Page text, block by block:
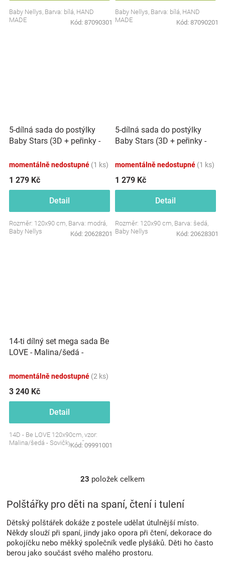
Baby Nellys, Barva: bílá, HAND
MADE
Kód: 87090301
Baby Nellys, Barva: bílá, HAND
MADE
Kód: 87090201
5-dílná sada do postýlky
Baby Stars (3D + peřinky -
momentálně nedostupné (1 ks)
1 279 Kč
Detail
Rozměr: 120x90 cm, Barva: modrá,
Baby Nellys
Kód: 20628201
5-dílná sada do postýlky
Baby Stars (3D + peřinky -
momentálně nedostupné (1 ks)
1 279 Kč
Detail
Rozměr: 120x90 cm, Barva: šedá,
Baby Nellys
Kód: 20628301
14-ti dílný set mega sada Be
LOVE - Malina/šedá -
momentálně nedostupné (2 ks)
3 240 Kč
Detail
14D - Be LOVE 120x90cm, vzor:
Malina/šedá - Sovičky, nr. 8
Kód: 09991001
O
l
d
a
c
í
23 položek celkem
Polštářky pro děti na spaní, čtení i tulení
Dětský polštářek dokáže z postele udělat útulnější místo.
Někdy slouží při spaní, jindy jako opora při čtení, dekorace do
pokojíčku nebo měkký společník vedle plyšáků. Děti ho často
berou jako součást svého malého prostoru.